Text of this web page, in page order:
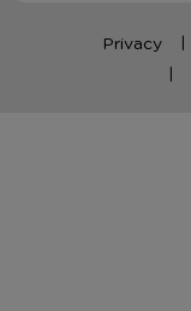
Privacy